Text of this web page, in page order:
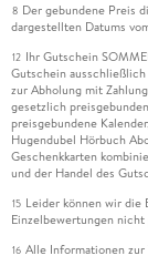
8 Der gebundene Preis
dargestellten Datums
12 Ihr Gutschein
Gutschein
zur Abholung mit
gesetzlich
preisgebundene
Hugendubel Hörbuch
Geschenkkarten
und der Handel des
15 Leider können wir die
Einzelbewertungen nicht
16 Alle Informationen